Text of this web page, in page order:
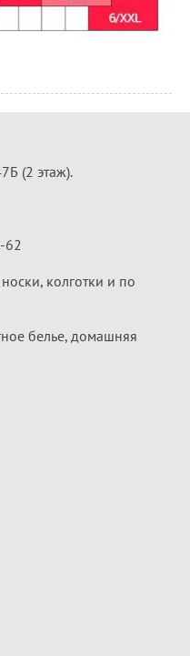
(2 этаж).
62
носки, колготки и по
белье, домашняя